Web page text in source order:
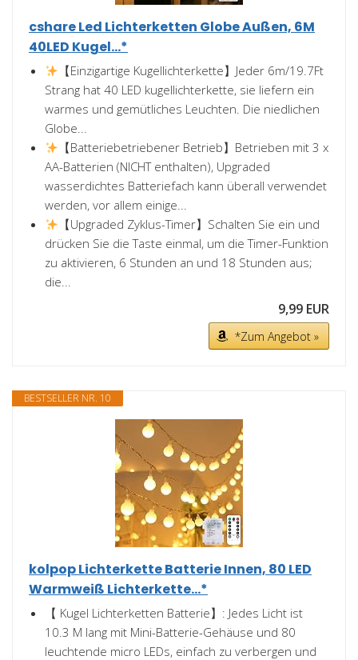
cshare Led Lichterketten Globe Außen, 6M
40LED Kugel...*
【Einzigartige Kugellichterkette】Jeder 6m/19.7Ft
Strang hat 40 LED kugellichterkette, sie liefern ein
warmes und gemütliches Leuchten. Die niedlichen
Globe...
【Batteriebetriebener Betrieb】Betrieben mit 3 x
AA-Batterien (NICHT enthalten), Upgraded
wasserdichtes Batteriefach kann überall verwendet
werden, vor allem einige...
【Upgraded Zyklus-Timer】Schalten Sie ein und
drücken Sie die Taste einmal, um die Timer-Funktion
zu aktivieren, 6 Stunden an und 18 Stunden aus;
die...
9,99 EUR
*Zum Angebot »
BESTSELLER NR. 10
kolpop Lichterkette Batterie Innen, 80 LED
Warmweiß Lichterkette...*
【 Kugel Lichterketten Batterie】: Jedes Licht ist
10.3 M lang mit Mini-Batterie-Gehäuse und 80
leuchtende micro LEDs, einfach zu verbergen und